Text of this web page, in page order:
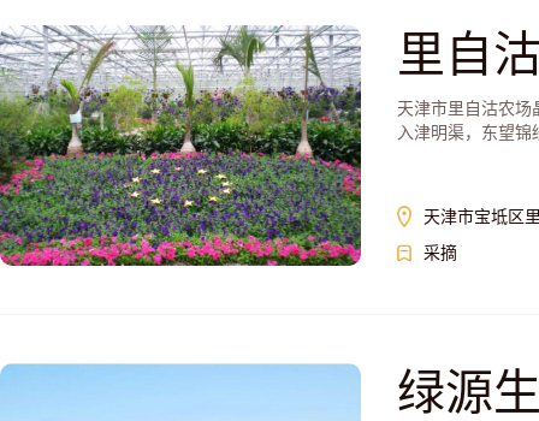
里自
天津市里自沽农场
入津明渠，东望锦
天津市宝坻区
采摘
绿源